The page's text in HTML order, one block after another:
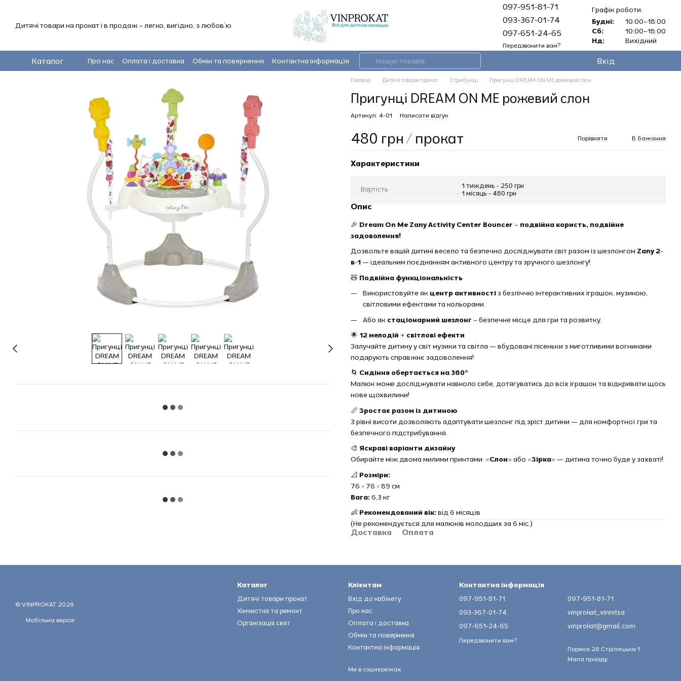
Дитячі товари на прокат і в продаж – легко, вигідно, з любов’ю
097-951-81-71
093-367-01-74
097-651-24-65
Передзвонити вам?
Графік роботи:
Будні:
10:00–18:00
Сб:
10:00–18:00
Нд:
Вихідний
Каталог Про нас Оплата і доставка Обмін та повернення Контактна інформація Вхід
Головна Дитячі товари прокат Стрибунці Пригунці DREAM ON ME рожевий слон
Пригунці DREAM ON ME рожевий слон
Артикул: 4-01 Написати відгук
480 грн / прокат Порівняти В бажання
Характеристики
Вартість
1 тиждень - 250 грн
1 місяць - 480 грн
Опис
🎉 Dream On Me Zany Activity Center Bouncer – подвійна користь, подвійне
задоволення!
Дозвольте вашій дитині весело та безпечно досліджувати світ разом із шезлонгом Zany 2-
в-1— ідеальним поєднанням активного центру та зручного шезлонгу!
🧸 Подвійна функціональність
Використовуйте як центр активностіз безліччю інтерактивних іграшок, музикою,
світловими ефектами та кольорами.
Або як стаціонарний шезлонг – безпечне місце для гри та розвитку.
🌟 12 мелодій + світлові ефекти
Залучайте дитину у світ музики та світла — вбудовані пісеньки з миготливими вогниками
подарують справжнє задоволення!
🌀 Сидіння обертається на 360°
Малюк може досліджувати навколо себе, дотягуватись до всіх іграшок та відкривати щось
нове щохвилини!
📏 Зростає разом із дитиною
3 рівні висоти дозволяють адаптувати шезлонг під зріст дитини — для комфортної гри та
безпечного підстрибування.
🎨 Яскраві варіанти дизайну
Обирайте між двома милими принтами: «Слон» або «Зірка» — дитина точно буде у захваті!
📐 Розміри:
76 × 76 × 89 см
Вага:6,3 кг
👶 Рекомендований вік:від 6 місяців
(Не рекомендується для малюків молодших за 6 міс.)
Доставка Оплата
© VINPROKAT 2026
Мобільна версія
Каталог
Дитячі товари прокат
Хімчистка та ремонт
Організація свят
Клієнтам
Вхід до кабінету
Про нас
Оплата і доставка
Обмін та повернення
Контактна інформація
Ми в соцмережах
Контактна інформація
097-951-81-71
093-367-01-74
097-651-24-65
Передзвонити вам?
097-951-81-71
vinprokat_vinnitsa
vinprokat@gmail.com
Порика 28 Стрілецька 1
Мапа проїзду